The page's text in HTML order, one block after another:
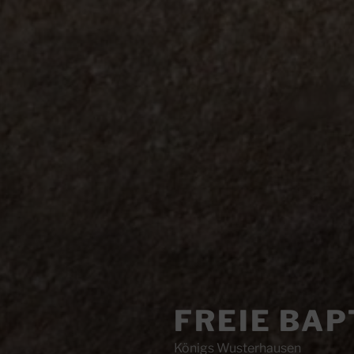
FREIE
Königs Wusterhausen